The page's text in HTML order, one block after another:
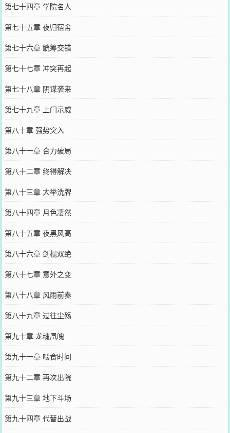
第七十四章 学院名人
第七十五章 夜归宿舍
第七十六章 觥筹交错
第七十七章 冲突再起
第七十八章 阴谋袭来
第七十九章 上门示威
第八十章 强势突入
第八十一章 合力破局
第八十二章 终得解决
第八十三章 大举洗牌
第八十四章 月色凄然
第八十五章 夜黑风高
第八十六章 剑棍双绝
第八十七章 意外之变
第八十八章 风雨前奏
第八十九章 过往尘殇
第九十章 龙魂凰魄
第九十一章 喂食时间
第九十二章 再次出院
第九十三章 地下斗场
第九十四章 代替出战